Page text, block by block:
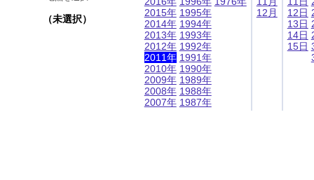
（未選択）
2015年
2014年
2013年
2012年
2011年
2010年
2009年
2008年
2007年
1995年
1994年
1993年
1992年
1991年
1990年
1989年
1988年
1987年
12月
12日
13日
14日
15日